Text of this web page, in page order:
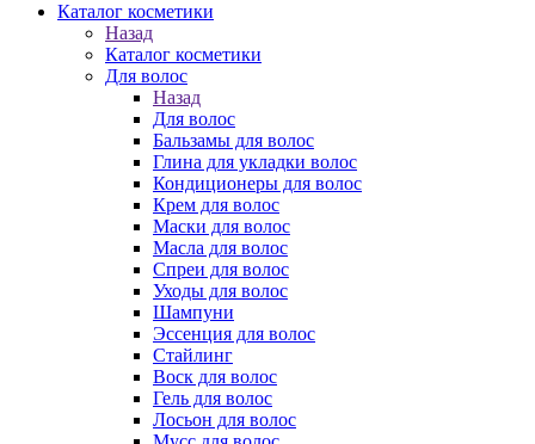
Каталог косметики
Назад
Каталог косметики
Для волос
Назад
Для волос
Бальзамы для волос
Глина для укладки волос
Кондиционеры для волос
Крем для волос
Маски для волос
Масла для волос
Спреи для волос
Уходы для волос
Шампуни
Эссенция для волос
Стайлинг
Воск для волос
Гель для волос
Лосьон для волос